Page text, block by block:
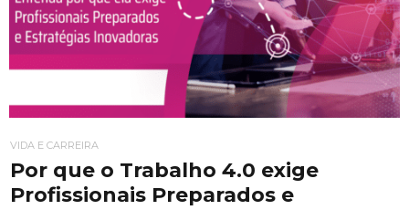
VIDA E CARREIRA
Por que o Trabalho 4.0 exige
Profissionais Preparados e